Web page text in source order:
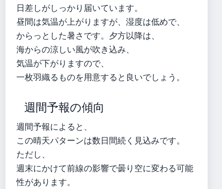
日差しがしっかり届いています。
昼間は気温が上がりますが、湿度は低めで、
からっとした暑さです。夕方以降は、
海からの涼しい風が吹き込み、
気温が下がりますので、
一枚羽織るものを用意すると良いでしょう。
週間予報の傾向
週間予報によると、
この晴天パターンは数日間続く見込みです。
ただし、
週末にかけて前線の影響で曇り空に変わる可能
性があります。